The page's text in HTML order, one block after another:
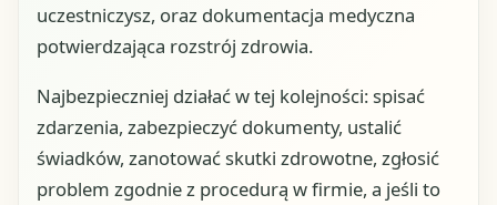
uczestniczysz, oraz dokumentacja medyczna
potwierdzająca rozstrój zdrowia.
Najbezpieczniej działać w tej kolejności: spisać
zdarzenia, zabezpieczyć dokumenty, ustalić
świadków, zanotować skutki zdrowotne, zgłosić
problem zgodnie z procedurą w firmie, a jeśli to